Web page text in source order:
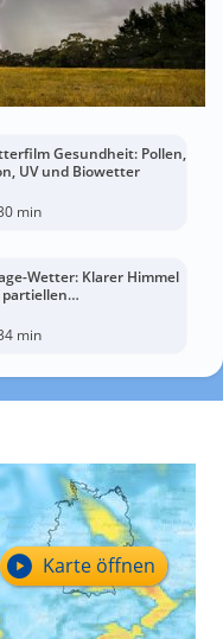
Gesundheit: Pollen,
UV und Biowetter
min
Wetter: Klarer Himmel
min
Karte öffnen